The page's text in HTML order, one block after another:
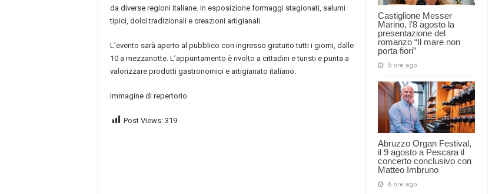
Castiglione Messer
Marino, l’8 agosto la
presentazione del
romanzo “Il mare non
porta fiori”
5 ore ago
Abruzzo Organ Festival,
il 9 agosto a Pescara il
concerto conclusivo con
Matteo Imbruno
6 ore ago
da diverse regioni italiane. In esposizione formaggi stagionati, salumi
tipici, dolci tradizionali e creazioni artigianali.
L’evento sarà aperto al pubblico con ingresso gratuito tutti i giorni, dalle
10 a mezzanotte. L’appuntamento è rivolto a cittadini e turisti e punta a
valorizzare prodotti gastronomici e artigianato italiano.
immagine di repertorio
Post Views: 319